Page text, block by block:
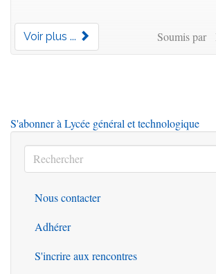
Voir plus ... Soumis par
S'abonner à Lycée général et technologique
Rechercher
Rechercher
Outils
Nous contacter
Adhérer
S'incrire aux rencontres